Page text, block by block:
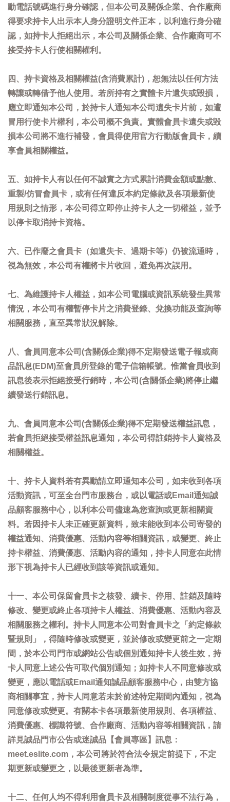
動電話號碼進行身分確認，但本公司及關係企業、合作廠商
得要求持卡人出示本人身分證明文件正本，以利進行身分確
認，如持卡人拒絕出示，本公司及關係企業、合作廠商可不
接受持卡人行使相關權利。
四、持卡資格及相關權益(含消費累計)，恕無法以任何方法
轉讓或轉借予他人使用。若所持有之實體卡片遺失或毀損，
應立即通知本公司，於持卡人通知本公司遺失卡片前，如遭
冒用行使卡片權利，本公司概不負責。實體會員卡遺失或毀
損本公司將不進行補發，會員得使用官方行動版會員卡，續
享會員相關權益。
五、如持卡人有以任何不誠實之方式累計消費金額或點數、
重製/仿冒會員卡，或有任何違反本約定條款及各項最新使
用規則之情形，本公司得立即停止持卡人之一切權益，並予
以停卡取消持卡資格。
六、已作廢之會員卡（如遺失卡、過期卡等）仍被流通時，
視為無效，本公司有權將卡片收回，避免再次誤用。
七、為維護持卡人權益，如本公司電腦或資訊系統發生異常
情況，本公司有權暫停卡片之消費登錄、兌換功能及查詢等
相關服務，直至異常狀況解除。
八、會員同意本公司(含關係企業)得不定期發送電子報或商
品訊息(EDM)至會員所登錄的電子信箱帳號。惟當會員收到
訊息後表示拒絕接受行銷時，本公司(含關係企業)將停止繼
續發送行銷訊息。
九、會員同意本公司(含關係企業)得不定期發送權益訊息，
若會員拒絕接受權益訊息通知，本公司得註銷持卡人資格及
相關權益。
十、持卡人資料若有異動請立即通知本公司，如未收到各項
活動資訊，可至全台門市服務台，或以電話或Email通知誠
品顧客服務中心，以利本公司儘速為您查詢或更新相關資
料。若因持卡人未正確更新資料，致未能收到本公司寄發的
權益通知、消費優惠、活動內容等相關資訊，或變更、終止
持卡權益、消費優惠、活動內容的通知，持卡人同意在此情
形下視為持卡人已經收到該等資訊或通知。
十一、本公司保留會員卡之核發、續卡、停用、註銷及隨時
修改、變更或終止各項持卡人權益、消費優惠、活動內容及
相關服務之權利。持卡人同意本公司對會員卡之「約定條款
暨規則」，得隨時修改或變更，並於修改或變更前之一定期
間，於本公司門市或網站公告或個別通知持卡人後生效，持
卡人同意上述公告可取代個別通知；如持卡人不同意修改或
變更，應以電話或Email通知誠品顧客服務中心，由雙方協
商相關事宜，持卡人同意若未於前述特定期間內通知，視為
同意修改或變更。有關本卡各項最新使用規則、各項權益、
消費優惠、標識符號、合作廠商、活動內容等相關資訊，請
詳見誠品門市公告或迷誠品【會員專區】訊息：
meet.eslite.com，本公司將於符合法令規定前提下，不定
期更新或變更之，以最後更新者為準。
十二、任何人均不得利用會員卡及相關制度從事不法行為，